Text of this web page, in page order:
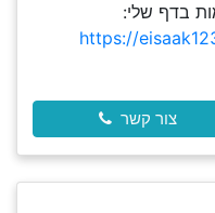
בדף שלי:
https://
צור קשר